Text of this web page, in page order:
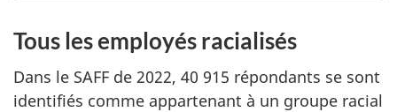
Tous les employés racialisés
Dans le SAFF de 2022, 40 915 répondants se sont
identifiés comme appartenant à un groupe racial